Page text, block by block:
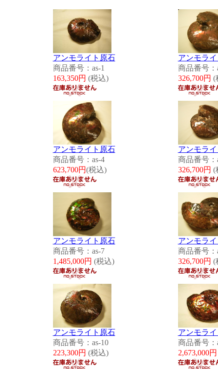
アンモライト原石
商品番号：as-1
163,350円 (税込)
アンモラ
商品番号：
326,700円 (
アンモライト原石
商品番号：as-4
623,700円(税込)
アンモラ
商品番号：
326,700円 (
アンモライト原石
商品番号：as-7
1,485,000円 (税込)
アンモラ
商品番号：
326,700円 (
アンモライト原石
商品番号：as-10
223,300円 (税込)
アンモラ
商品番号：
2,673,000